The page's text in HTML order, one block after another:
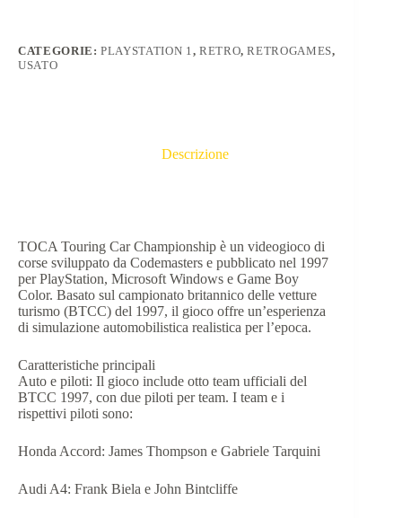
CATEGORIE:PLAYSTATION 1 , RETRO,RETROGAMES,
USATO
Descrizione
​TOCA Touring Car Championship è un videogioco di
corse sviluppato da Codemasters e pubblicato nel 1997
per PlayStation, Microsoft Windows e Game Boy
Color. Basato sul campionato britannico delle vetture
turismo (BTCC) del 1997, il gioco offre un’esperienza
di simulazione automobilistica realistica per l’epoca.​
Caratteristiche principali
Auto e piloti: Il gioco include otto team ufficiali del
BTCC 1997, con due piloti per team. I team e i
rispettivi piloti sono:​
Honda Accord: James Thompson e Gabriele Tarquini​
Audi A4: Frank Biela e John Bintcliffe​